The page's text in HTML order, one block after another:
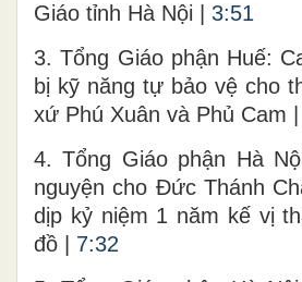
Giáo tỉnh Hà Nội | 3:51
3. Tổng Giáo phận Huế:
bị kỹ năng tự bảo vệ cho
xứ Phú Xuân và Phủ Cam |
4. Tổng Giáo phận Hà
nguyện cho Đức Thánh
dịp kỷ niệm 1 năm kế vị
đồ | 7:32